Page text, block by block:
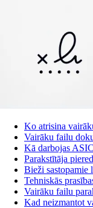
Ko atrisina
Vairāku failu
Kā darbojas
Parakstītāja
Bieži sastopamie
Tehniskās
Vairāku failu
Kad neizmantot